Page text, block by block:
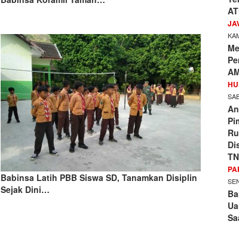
Babinsa Latih PBB Siswa SD, Tanamkan Disiplin
Sejak Dini…